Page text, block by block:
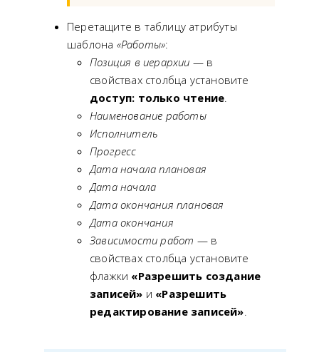
Перетащите в таблицу атрибуты
шаблона «Работы»:
Позиция в иерархии — в
свойствах столбца установите
доступ: только чтение
Наименование работы
Исполнитель
Прогресс
Дата начала плановая
Дата начала
Дата окончания плановая
Дата окончания
Зависимости работ — в
свойствах столбца установите
флажки «Разрешить создание
записей» и «Разрешить
редактирование записей»